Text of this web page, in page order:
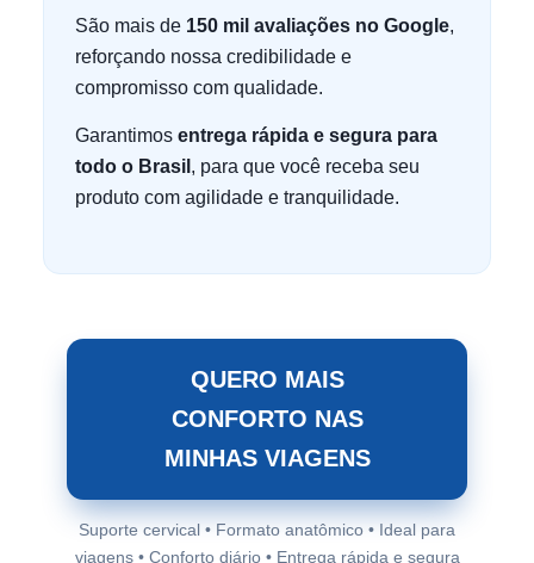
São mais de 150 mil avaliações no Google,
reforçando nossa credibilidade e
compromisso com qualidade.
Garantimos entrega rápida e segura para
todo o Brasil , para que você receba seu
produto com agilidade e tranquilidade.
QUERO MAIS
CONFORTO NAS
MINHAS VIAGENS
Suporte cervical • Formato anatômico • Ideal para
viagens • Conforto diário • Entrega rápida e segura